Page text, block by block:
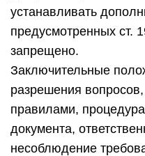
устанавливать
предусмотренных ст.
запрещено.
Заключительные
разрешения
правилами,
документа,
несоблюдение